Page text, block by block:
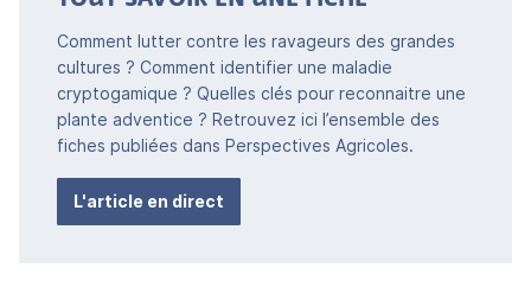
Comment lutter contre les ravageurs des grandes
cultures ? Comment identifier une maladie
cryptogamique ? Quelles clés pour reconnaitre une
plante adventice ? Retrouvez ici l’ensemble des
fiches publiées dans Perspectives Agricoles.
L'article en direct